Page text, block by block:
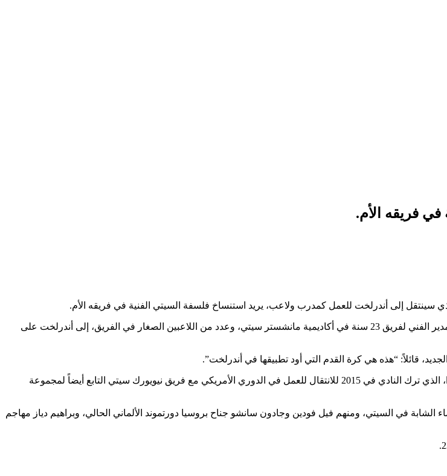
في فريقه الأم.
سينتقل إلى أندرلخت للعمل كمدرب ولاعب، يريد استنساخ فلسفة السيتي الفنية في فريقه الأم.
وقالت شبكة “إي إس بي إن” العالمية في تقرير لها إن كومباني يأمل في أخذ سيمون ديفيز، المدير الفني لفريق 23 سنة في أكاديمية مانشستر سيتي، وعدد من اللاعبين الصغار في الفريق، إلى أندرلخت على
قائلاً: “هذه هي كرة القدم التي أود تطبيقها في أندرلخت”.
ومن جانبه، تولى ديفيز تدريب فريق 23 سنة في الفريق السماوي بدلاً من الفرنسي باتريك فييرا، الذي ترك النادي في 2015 للانتقال للعمل في الدوري الأمريكي مع فريق نيويورك سيتي التابع أيضاً لمجموعة
في السيتي، ومنهم فيل فودين وجادون سانشو جناح بروسيا دورتموند الألماني الحالي، وبراهيم دياز مهاجم